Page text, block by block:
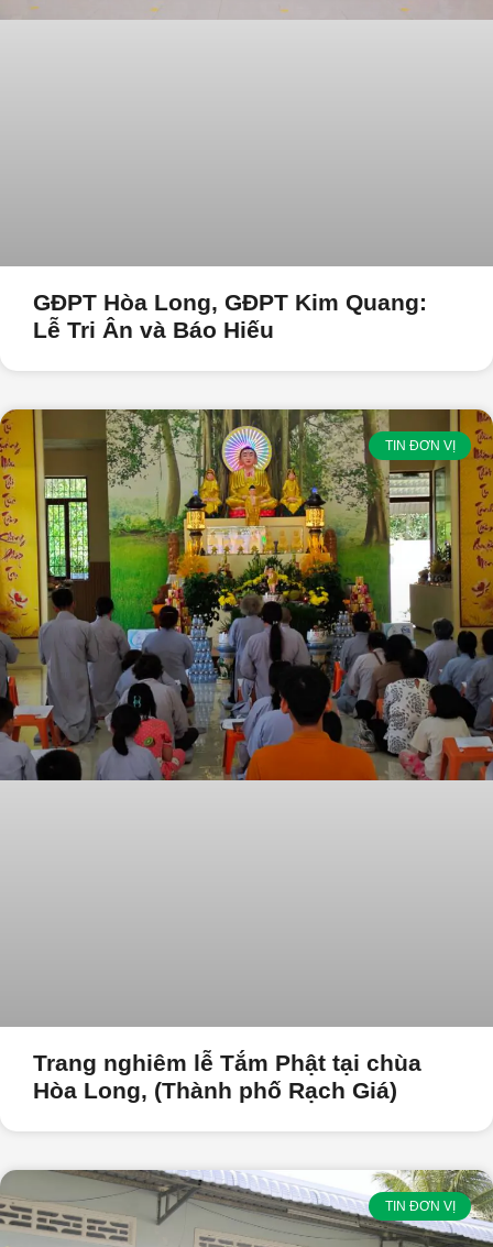
GĐPT Hòa Long, GĐPT Kim Quang:
Lễ Tri Ân và Báo Hiếu
TIN ĐƠN VỊ
Trang nghiêm lễ Tắm Phật tại chùa
Hòa Long, (Thành phố Rạch Giá)
TIN ĐƠN VỊ